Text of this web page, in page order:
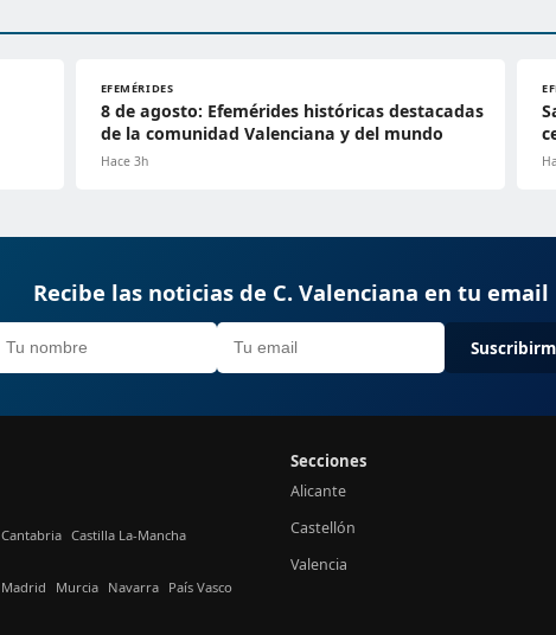
EFEMÉRIDES
8 de agosto: Efemérides históricas destacadas
de la comunidad Valenciana y del mundo
Hace 3h
Recibe las noticias de C. Valenciana en tu email
Cantabria Castilla La-Mancha
Madrid Murcia Navarra País Vasco
Secciones
Alicante
Castellón
Valencia